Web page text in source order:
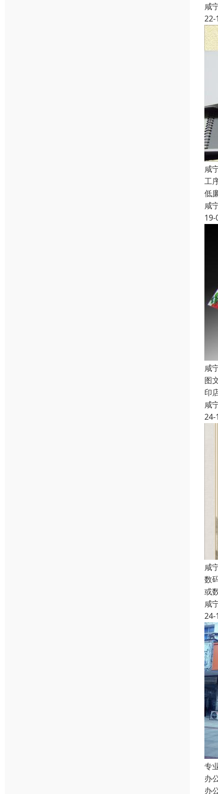
咸
22-
咸
工
低
咸
19-
咸
图
印
咸
24-
咸
数
或
咸
24-
专
办
办